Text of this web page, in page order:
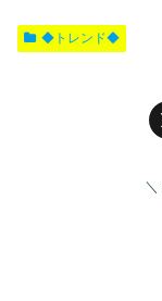
◆トレンド◆